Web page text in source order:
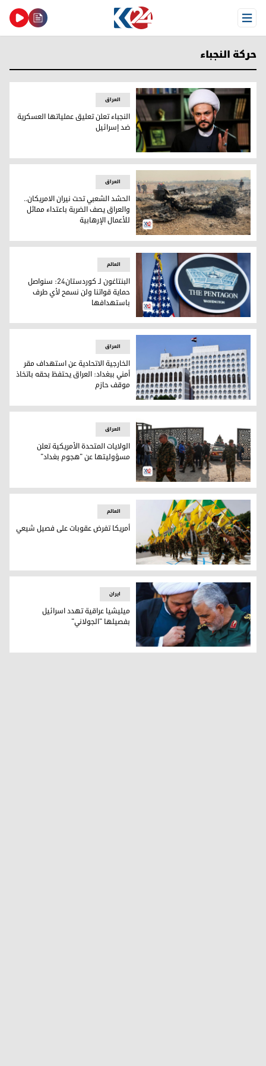
Open Menu
حركة النجباء
النجباء تعلن تعليق عملياتها العسكرية ضد إسرائيل
العراق
النجباء تعلن تعليق عملياتها العسكرية
ضد إسرائيل
الحشد الشعبي تحت نيران الامريكان.. والعراق يصف الضربة
العراق
الحشد الشعبي تحت نيران الامريكان..
والعراق يصف الضربة باعتداء مماثل
للأعمال الإرهابية
وزارة الدفاع الأمريكية (البنتاغون)
العالم
البنتاغون لـ كوردستان24: سنواصل
حماية قواتنا ولن نسمح لأي طرف
باستهدافها
مبنى وزارة الخارجية العراقية
العراق
الخارجية الاتحادية عن استهداف مقر
أمني ببغداد: العراق يحتفظ بحقه باتخاذ
موقف حازم
الولايات المتحدة الأمريكية تعلن مسؤوليتها عن "هجوم بغداد"
العراق
الولايات المتحدة الأمريكية تعلن
مسؤوليتها عن "هجوم بغداد"
أمريكا تفرض عقوبات على فصيل شيعي
العالم
أمريكا تفرض عقوبات على فصيل شيعي
ميليشيا عراقية تهدد اسرائيل بفصيلها "الجولاني"
ایران
ميليشيا عراقية تهدد اسرائيل
بفصيلها "الجولاني"